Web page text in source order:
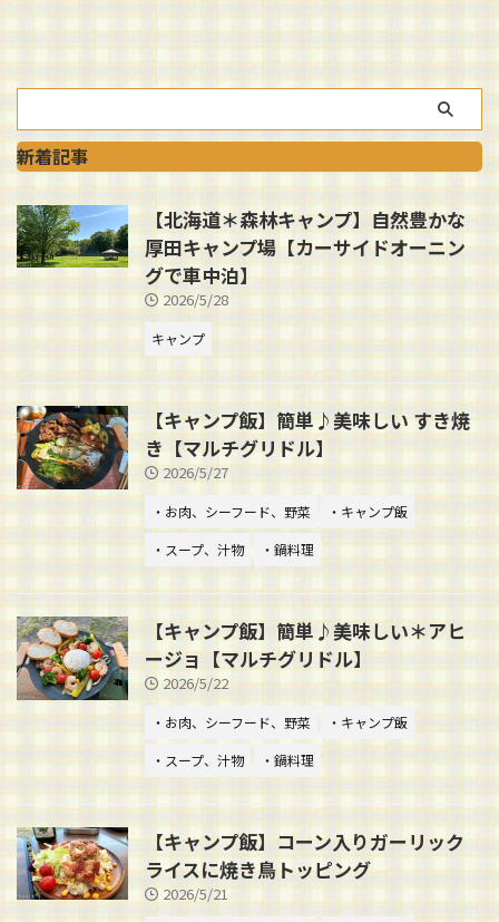
新着記事
【北海道＊森林キャンプ】自然豊かな
厚田キャンプ場【カーサイドオーニン
グで車中泊】
2026/5/28
キャンプ
【キャンプ飯】簡単♪美味しい すき焼
き【マルチグリドル】
2026/5/27
・お肉、シーフード、野菜
・キャンプ飯
・スープ、汁物
・鍋料理
【キャンプ飯】簡単♪美味しい＊アヒ
ージョ【マルチグリドル】
2026/5/22
・お肉、シーフード、野菜
・キャンプ飯
・スープ、汁物
・鍋料理
【キャンプ飯】コーン入りガーリック
ライスに焼き鳥トッピング
2026/5/21